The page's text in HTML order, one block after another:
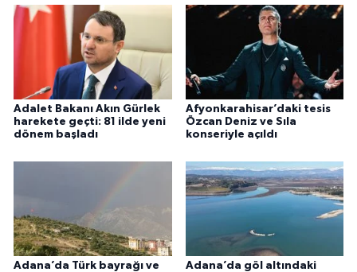
Adalet Bakanı Akın Gürlek
harekete geçti: 81 ilde yeni
dönem başladı
Afyonkarahisar’daki tesis
Özcan Deniz ve Sıla
konseriyle açıldı
Adana’da Türk bayrağı ve
Adana’da göl altındaki